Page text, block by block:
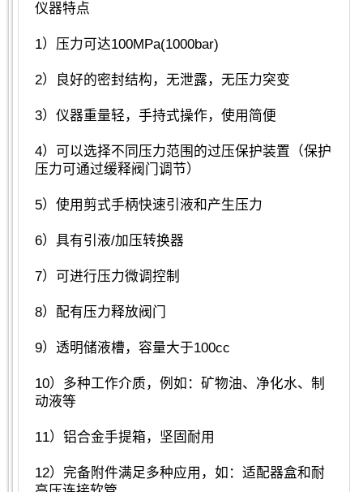
仪器特点
1）压力可达100MPa(1000bar)
2）良好的密封结构，无泄露，无压力突变
3）仪器重量轻，手持式操作，使用简便
4）可以选择不同压力范围的过压保护装置（保护
压力可通过缓释阀门调节）
5）使用剪式手柄快速引液和产生压力
6）具有引液/加压转换器
7）可进行压力微调控制
8）配有压力释放阀门
9）透明储液槽，容量大于100cc
10）多种工作介质，例如：矿物油、净化水、制
动液等
11）铝合金手提箱，坚固耐用
12）完备附件满足多种应用，如：适配器盒和耐